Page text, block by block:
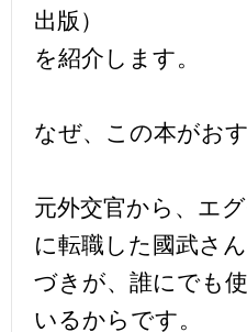
出版）
を紹介します。
なぜ、この本がお
元外交官から、エ
に転職した國武さ
づきが、誰にでも
いるからです。